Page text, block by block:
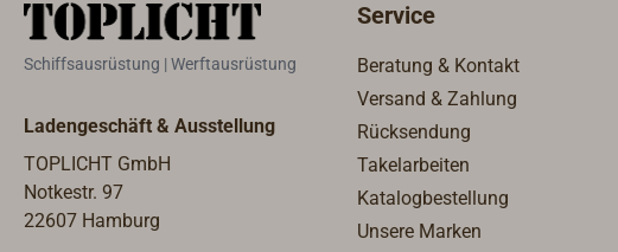
Schiffsausrüstung | Werftausrüstung
Ladengeschäft & Ausstellung
TOPLICHT GmbH
Notkestr. 97
22607 Hamburg
Service
Beratung & Kontakt
Versand & Zahlung
Rücksendung
Takelarbeiten
Katalogbestellung
Unsere Marken